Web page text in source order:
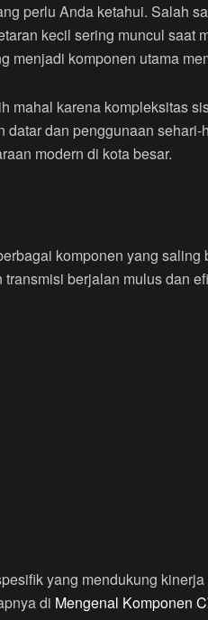
perlu Anda ketahui. Salah
kecil sering muncul
menjadi komponen utama
mahal karena kompleksitas
dan penggunaan
modern di kota besar.
komponen yang
berjalan mulus dan
yang mendukung
di Mengenal Komponen